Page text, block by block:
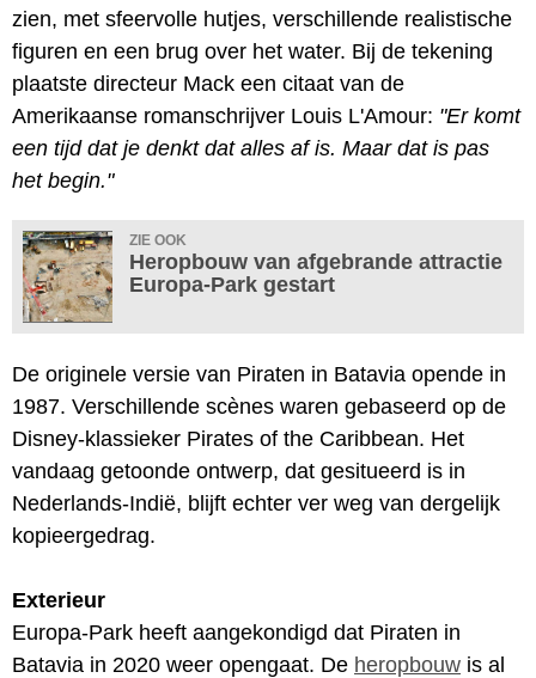
zien, met sfeervolle hutjes, verschillende realistische
figuren en een brug over het water. Bij de tekening
plaatste directeur Mack een citaat van de
Amerikaanse romanschrijver Louis L'Amour: "Er komt
een tijd dat je denkt dat alles af is. Maar dat is pas
het begin."
ZIE OOK
Heropbouw van afgebrande attractie
Europa-Park gestart
De originele versie van Piraten in Batavia opende in
1987. Verschillende scènes waren gebaseerd op de
Disney-klassieker Pirates of the Caribbean. Het
vandaag getoonde ontwerp, dat gesitueerd is in
Nederlands-Indië, blijft echter ver weg van dergelijk
kopieergedrag.
Exterieur
Europa-Park heeft aangekondigd dat Piraten in
Batavia in 2020 weer opengaat. De heropbouw is al